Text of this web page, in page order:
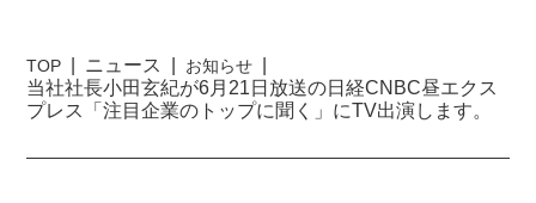
TOP ニュース お知らせ
当社社長小田玄紀が6月21日放送の日経CNBC昼エクス
プレス「注目企業のトップに聞く」にTV出演します。